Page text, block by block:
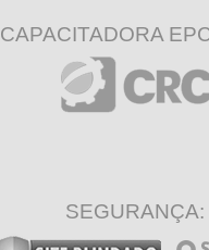
CAPACITADORA
SEGURANÇA: